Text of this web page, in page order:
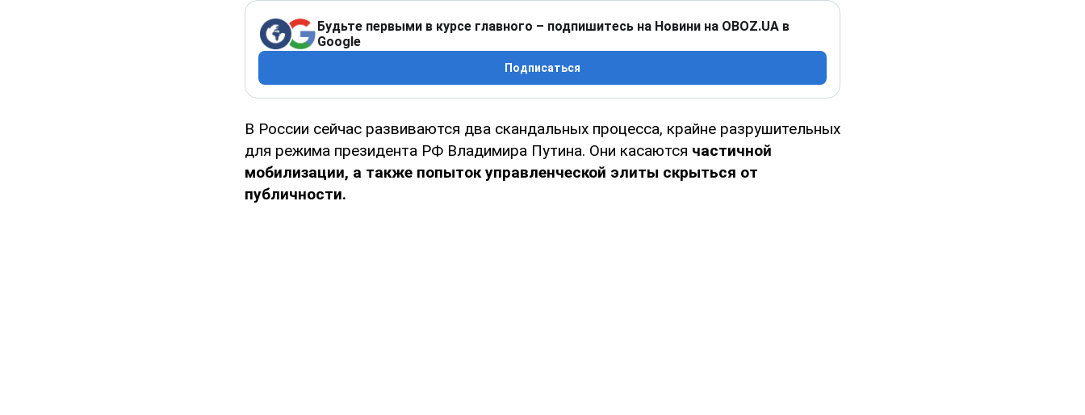
Будьте первыми в курсе главного – подпишитесь на Новини на OBOZ.UA в
Google
Подписаться
В России сейчас развиваются два скандальных процесса, крайне разрушительных
для режима президента РФ Владимира Путина. Они касаются частичной
мобилизации, а также попыток управленческой элиты скрыться от
публичности.